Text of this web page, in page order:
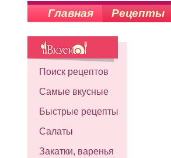
Главная Рецепты
Поиск рецептов
Самые вкусные
Быстрые рецепты
Салаты
Закатки, варенья